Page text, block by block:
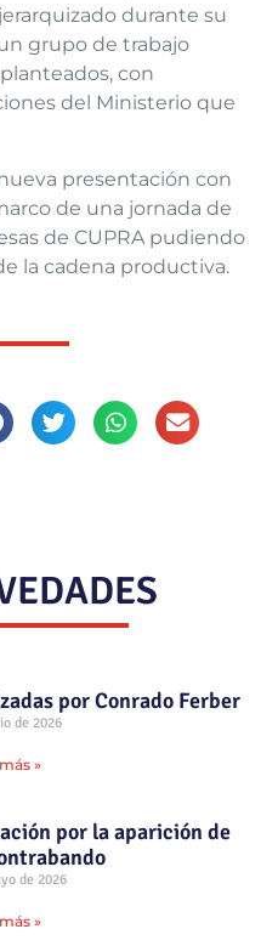
durante su
grupo de trabajo
con
del Ministerio que
presentación con
de una jornada de
de CUPRA pudiendo
la cadena productiva.
por Conrado Ferber
de 2026
»
por la aparición de
de 2026
»